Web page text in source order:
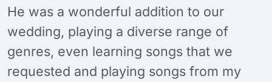
He was a wonderful addition to our
wedding, playing a diverse range of
genres, even learning songs that we
requested and playing songs from my